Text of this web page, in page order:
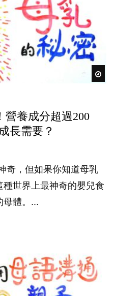
營養成分超過200
長需要？
奇，但如果你知道母乳
世界上最神奇的嬰兒食
母體。...